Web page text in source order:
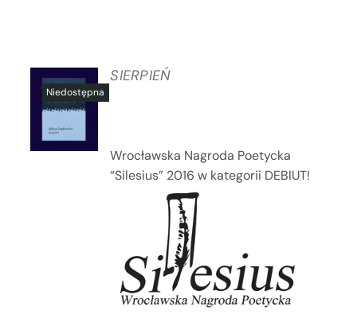
SZCZEGÓŁY
SIERPIEŃ
Wrocławska Nagroda Poetycka
“Silesius” 2016 w kategorii DEBIUT!